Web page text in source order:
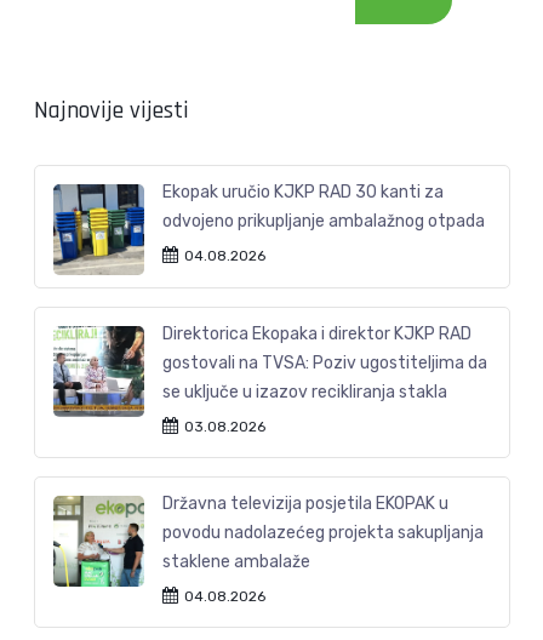
Najnovije vijesti
Ekopak uručio KJKP RAD 30 kanti za
odvojeno prikupljanje ambalažnog otpada
04.08.2026
Direktorica Ekopaka i direktor KJKP RAD
gostovali na TVSA: Poziv ugostiteljima da
se uključe u izazov recikliranja stakla
03.08.2026
Državna televizija posjetila EKOPAK u
povodu nadolazećeg projekta sakupljanja
staklene ambalaže
04.08.2026